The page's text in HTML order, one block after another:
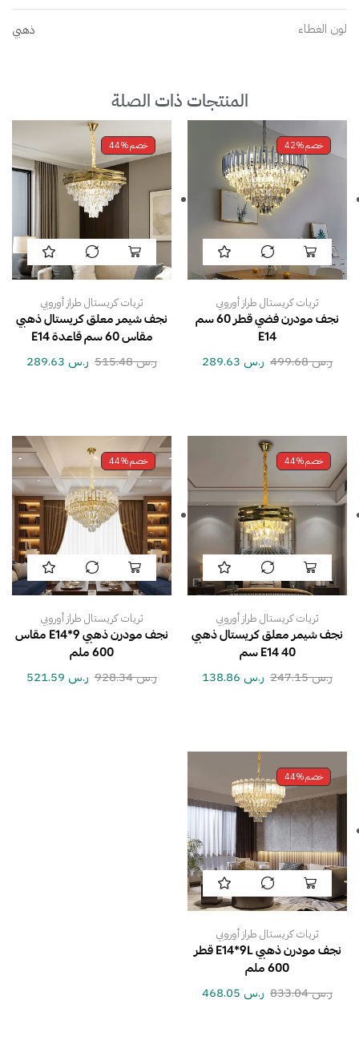
لون الغطاء ذهبي
المنتجات ذات الصلة
خصم42%
ثريات كريستال طراز أوروبي
نجف مودرن فضي قطر 60 سم
E14
ر.س499.68 ر.س
خصم44%
ثريات كريستال طراز أوروبي
نجف شيمر معلق كريستال ذهبي
مقاس 60 سم قاعدة E14
ر.س515.48 ر.س
خصم44%
ثريات كريستال طراز أوروبي
نجف شيمر معلق كريستال ذهبي
E14 40 سم
ر.س247.15 ر.س
خصم44%
ثريات كريستال طراز أوروبي
نجف مودرن ذهبي E14*9 مقاس
600 ملم
ر.س928.34 ر.س
خصم44%
ثريات كريستال طراز أوروبي
نجف مودرن ذهبي E14*9L قطر
600 ملم
ر.س833.04 ر.س